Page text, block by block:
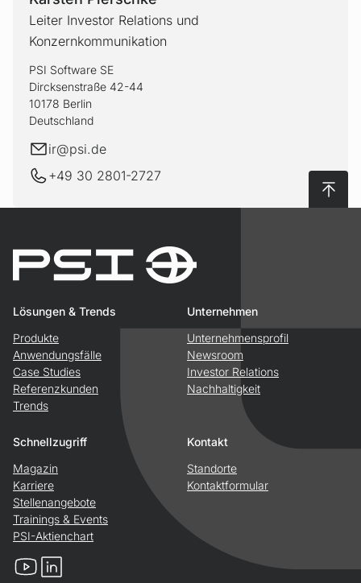
Leiter Investor Relations und
Konzernkommunikation
PSI Software SE
Dircksenstraße 42-44
10178 Berlin
Deutschland
E-Mail
ir@psi.de
+49 30 2801-2727
Lösungen & Trends
Produkte
Anwendungsfälle
Case Studies
Referenzkunden
Trends
Unternehmen
Unternehmensprofil
Newsroom
Investor Relations
Nachhaltigkeit
Schnellzugriff
Magazin
Karriere
Stellenangebote
Trainings & Events
PSI-Aktienchart
Kontakt
Standorte
Kontaktformular
YouTubeLinkedIn
Nach